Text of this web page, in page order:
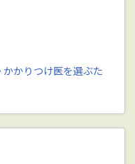
かりつけ医を選ぶた